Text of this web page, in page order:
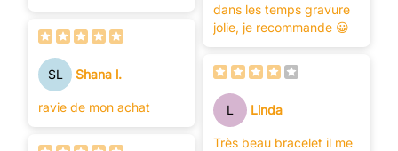
SL Shana l.
ravie de mon achat
dans les temps gravure
jolie, je recommande 😀
L Linda
Très beau bracelet il me